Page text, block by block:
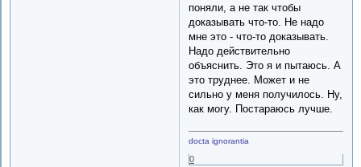
поняли, а не так чтобы
доказывать что-то. Не надо
мне это - что-то доказывать.
Надо действительно
объяснить. Это я и пытаюсь. А
это труднее. Может и не
сильно у меня получилось. Ну,
как могу. Постараюсь лучше.
docta ignorantia
0